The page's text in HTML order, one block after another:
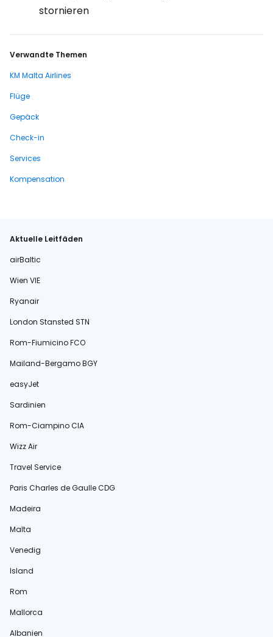
stornieren
Verwandte Themen
KM Malta Airlines
Flüge
Gepäck
Check-in
Services
Kompensation
Aktuelle Leitfäden
airBaltic
Wien VIE
Ryanair
London Stansted STN
Rom-Fiumicino FCO
Mailand-Bergamo BGY
easyJet
Sardinien
Rom-Ciampino CIA
Wizz Air
Travel Service
Paris Charles de Gaulle CDG
Madeira
Malta
Venedig
Island
Rom
Mallorca
Albanien